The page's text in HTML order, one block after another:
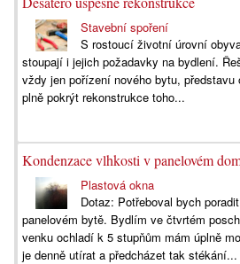
Stavební spoření
S rostoucí životní úrovní
stoupají i jejich požadavky na bydlení.
vždy jen pořízení nového bytu,
plně pokrýt rekonstrukce toho...
Kondenzace vlhkosti v panelovém
Plastová okna
Dotaz: Potřeboval bych
panelovém bytě. Bydlím ve čtvrtém
venku ochladí k 5 stupňům mám úplně
je denně utírat a předcházet tak stékání...